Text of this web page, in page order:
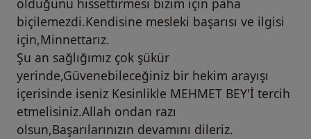
olduğunu hissettirmesi bizim için paha
biçilemezdi.Kendisine mesleki başarısı ve ilgisi
için,Minnettarız.
Şu an sağlığımız çok şükür
yerinde,Güvenebileceğiniz bir hekim arayışı
içerisinde iseniz Kesinlikle MEHMET BEY'İ tercih
etmelisiniz.Allah ondan razı
olsun,Başarılarınızın devamını dileriz.